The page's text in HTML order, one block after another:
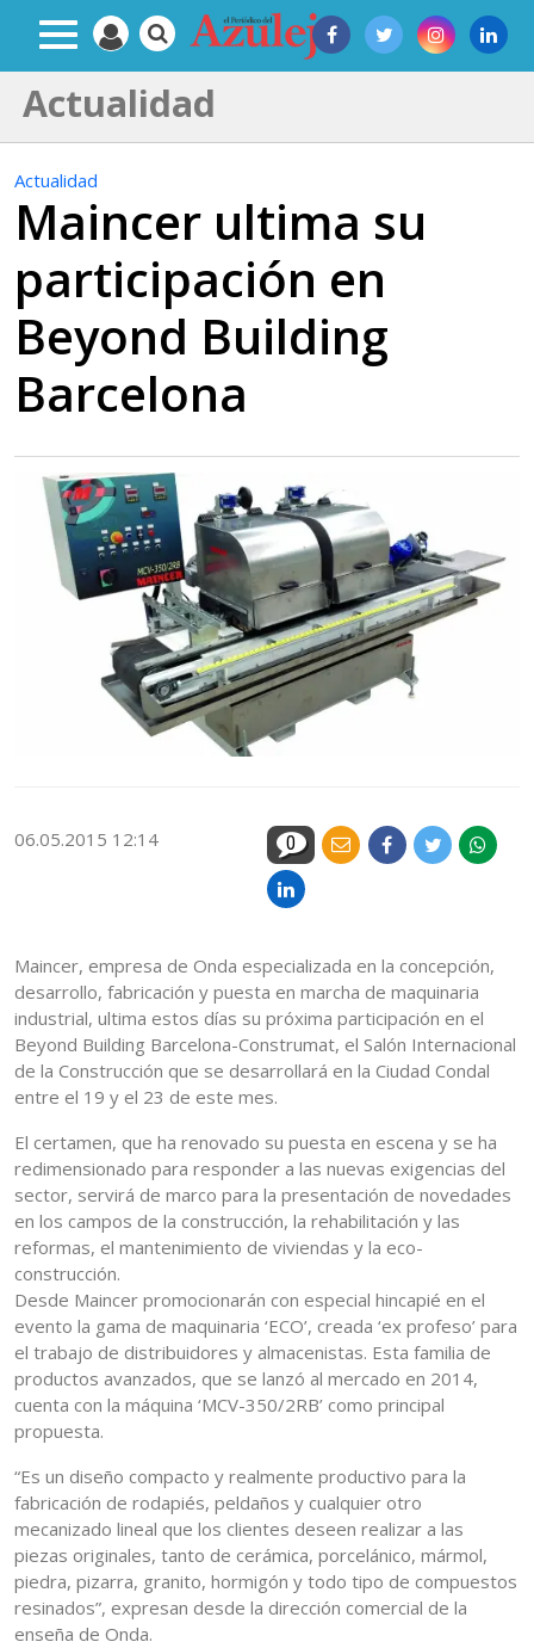
Actualidad
Actualidad
Maincer ultima su
participación en
Beyond Building
Barcelona
06.05.2015 12:14 0
Maincer, empresa de Onda especializada en la concepción,
desarrollo, fabricación y puesta en marcha de maquinaria
industrial, ultima estos días su próxima participación en el
Beyond Building Barcelona-Construmat, el Salón Internacional
de la Construcción que se desarrollará en la Ciudad Condal
entre el 19 y el 23 de este mes.
El certamen, que ha renovado su puesta en escena y se ha
redimensionado para responder a las nuevas exigencias del
sector, servirá de marco para la presentación de novedades
en los campos de la construcción, la rehabilitación y las
reformas, el mantenimiento de viviendas y la eco-
construcción.
Desde Maincer promocionarán con especial hincapié en el
evento la gama de maquinaria ‘ECO’, creada ‘ex profeso’ para
el trabajo de distribuidores y almacenistas. Esta familia de
productos avanzados, que se lanzó al mercado en 2014,
cuenta con la máquina ‘MCV-350/2RB’ como principal
propuesta.
“Es un diseño compacto y realmente productivo para la
fabricación de rodapiés, peldaños y cualquier otro
mecanizado lineal que los clientes deseen realizar a las
piezas originales, tanto de cerámica, porcelánico, mármol,
piedra, pizarra, granito, hormigón y todo tipo de compuestos
resinados”, expresan desde la dirección comercial de la
enseña de Onda.